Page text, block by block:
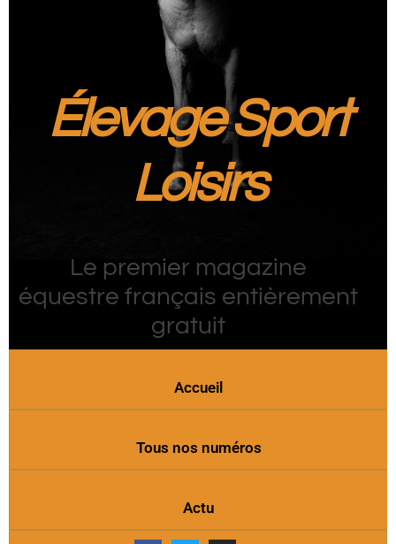
Élevage Sport
Loisirs
Le premier magazine
équestre français entièrement
gratuit
Accueil
Tous nos numéros
Actu